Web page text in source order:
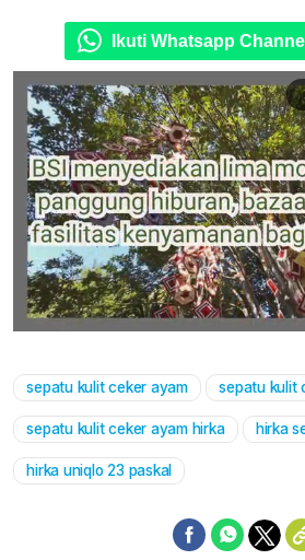
Ikuti Whatsapp
sepatu kulit ceker ayam sepatu kulit
sepatu kulit ceker ayam hirka hirka
hirka uniqlo 23 paskal